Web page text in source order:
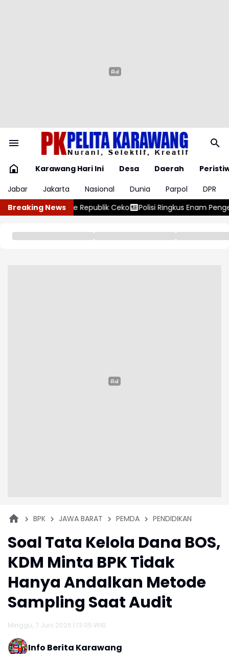
Karawang Hari Ini Desa Daerah
Jabar
Jakarta Nasional Dunia Parpol
DPR
Breaking News
Ceko Polisi Ringkus Enam Pengedar Obat Keras dan Sita
BPK JAWA BARAT PEMDA PENDIDIKAN
Soal Tata Kelola Dana BOS,
KDM Minta BPK Tidak
Hanya Andalkan Metode
Sampling Saat Audit
Minggu, 7 Juni 2026 | 13:05 WIB
Info Berita Karawang